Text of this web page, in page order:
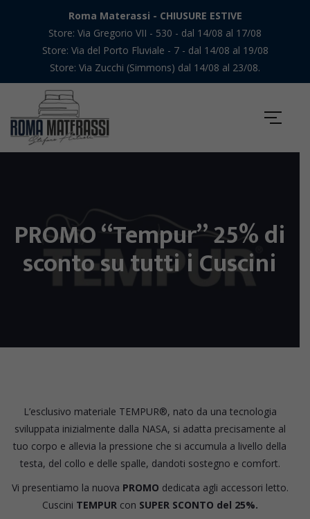
PROMO “Tempur” 25% di
sconto su tutti i Cuscini
L’esclusivo materiale TEMPUR®, nato da una tecnologia
sviluppata inizialmente dalla NASA, si adatta precisamente al
tuo corpo e allevia la pressione che si accumula a livello della
testa, del collo e delle spalle, dandoti sostegno e comfort.
Vi presentiamo la nuova PROMO dedicata agli accessori letto.
Cuscini TEMPURcon SUPER SCONTO del 25%.
Roma Materassi - CHIUSURE ESTIVE
Store: Via Gregorio VII - 530 - dal 14/08 al 17/08
Store: Via del Porto Fluviale - 7 - dal 14/08 al 19/08
Store: Via Zucchi (Simmons) dal 14/08 al 23/08.